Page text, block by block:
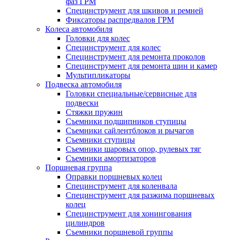
Специнструмент для шкивов и ремней
Фиксаторы распредвалов ГРМ
Колеса автомобиля
Головки для колес
Специнструмент для колес
Специнструмент для ремонта проколов
Специнструмент для ремонта шин и камер
Мультипликаторы
Подвеска автомобиля
Головки специальные/сервисные для
подвески
Стяжки пружин
Съемники подшипников ступицы
Съемники сайлентблоков и рычагов
Съемники ступицы
Съемники шаровых опор, рулевых тяг
Съемники амортизаторов
Поршневая группа
Оправки поршневых колец
Специнструмент для коленвала
Специнструмент для разжима поршневых
колец
Специнструмент для хонингования
цилиндров
Съемники поршневой группы